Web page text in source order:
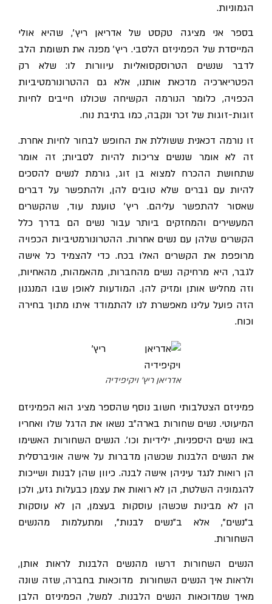
הגמוניות.
בספר אני מציגה טקסט של אדריאן ריץ׳, שהיא אולי
המייסדת של הפמיניזם הלסבי. ריץ׳ מפנה את תשומת הלב
לדבר שנשים הטרוסקסואליות עיוורות לו: שלא רק
הפטריארכיה מדכאת אותנו, אלא גם ההטרונורמטיביות
הכפויה, כלומר הנורמה הקשיחה שכולנו חייבים לחיות
זוגות-זוגות של זכר ונקבה, כמו בתיבת נוח.
זו נורמה דכאנית ששוללת את החופש לבחור לחיות אחרת.
זה לא אומר שנשים צריכות להיות לסביות; זה אומר
שתחושת ההכרח למצוא בן זוג, גורמת לנשים להסכים
להיות עם גברים שלא טובים להן, ולהתפשר על דברים
שאסור להתפשר עליהם. ריץ׳ טוענת עוד, שהקשרים
המעשירים והמחזקים ביותר עבור נשים הם בדרך כלל
הקשרים שלהן עם נשים אחרות. ההטרונורמטיביות הכפויה
מרופפת את הקשרים האלו בכח. כדי להצמיד כל אישה
לגבר, היא מרחיקה נשים מהחברות, מהאמהות, מהאחיות,
וזה מחליש אותן ומזיק להן. המודעות לאופן שבו המנגנון
הזה פועל עלינו מאפשרת לנו להתמודד איתו מתוך בחירה
וכוח.
אדריאן ריץ' ויקיפידיה
פמיניזם הצטלבותי חשוב נוסף שהספר מציג הוא הפמיניזם
המיעוטי. נשים שחורות בארה״ב נשאו את הדגל שלו ואחריו
באו נשים היספניות, ילידיות וכו'. הנשים השחורות האשימו
את הנשים הלבנות שכשהן מדברות על אישה אוניברסלית
הן רואות לנגד עיניהן אישה לבנה. כיוון שהן לבנות ושייכות
להגמוניה השלטת, הן לא רואות את עצמן כבעלות גזע, ולכן
הן לא מבינות שכשהן עוסקות בעצמן, הן לא עוסקות
ב״נשים״, אלא ב״נשים לבנות״, ומתעלמות מהנשים
השחורות.
הנשים השחורות דרשו מהנשים הלבנות לראות אותן,
ולראות איך הנשים השחורות מדוכאות בחברה, שזה שונה
מאיך שמדוכאות הנשים הלבנות. למשל, הפמיניזם הלבן